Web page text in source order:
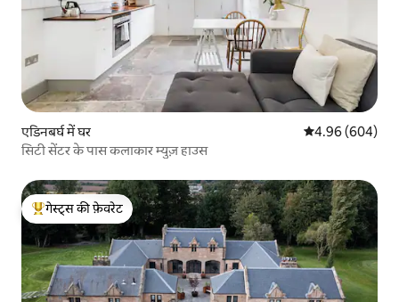
एडिनबर्घ में घर औसत रेटिंग 5 में से
4.96 (604)
सिटी सेंटर के पास कलाकार म्युज़ हाउस
गेस्ट्स का टॉप फ़ेवरेट
गेस्ट्स की फ़ेवरेट